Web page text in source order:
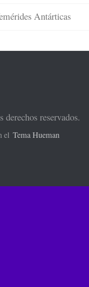
Antárticas
reservados.
elTema Hueman